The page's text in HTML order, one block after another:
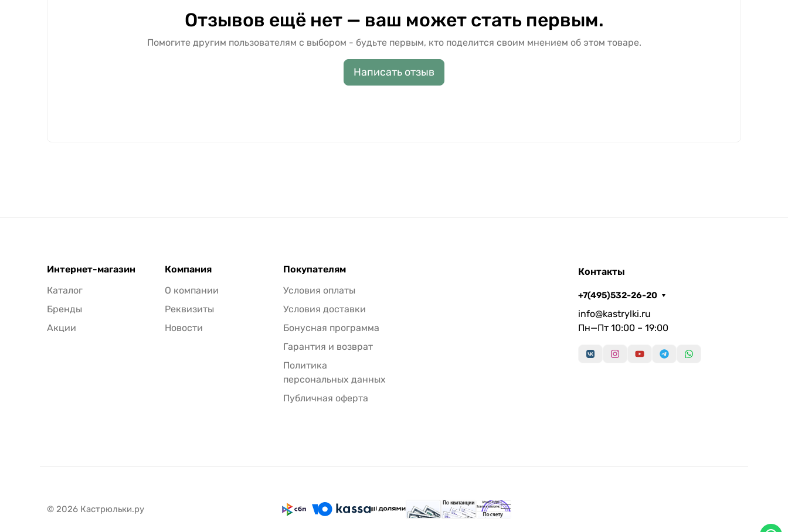
Отзывов ещё нет — ваш может стать первым.
Помогите другим пользователям с выбором - будьте первым, кто поделится своим мнением об этом товаре.
Написать отзыв
Интернет-магазин
Каталог
Бренды
Акции
Компания
О компании
Реквизиты
Новости
Покупателям
Условия оплаты
Условия доставки
Бонусная программа
Гарантия и возврат
Политика
персональных данных
Публичная оферта
Контакты
+7(495)532-26-20
info@kastrylki.ru
Пн—Пт 10:00 – 19:00
© 2026 Кастрюльки.ру